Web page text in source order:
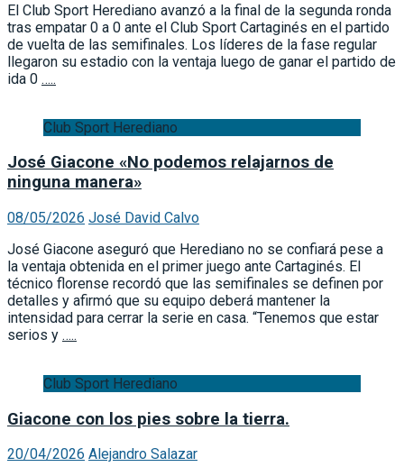
El Club Sport Herediano avanzó a la final de la segunda ronda
tras empatar 0 a 0 ante el Club Sport Cartaginés en el partido
de vuelta de las semifinales. Los líderes de la fase regular
llegaron su estadio con la ventaja luego de ganar el partido de
ida 0 …..
Club Sport Herediano
José Giacone «No podemos relajarnos de
ninguna manera»
08/05/2026 José David Calvo
José Giacone aseguró que Herediano no se confiará pese a
la ventaja obtenida en el primer juego ante Cartaginés. El
técnico florense recordó que las semifinales se definen por
detalles y afirmó que su equipo deberá mantener la
intensidad para cerrar la serie en casa. “Tenemos que estar
serios y …..
Club Sport Herediano
Giacone con los pies sobre la tierra.
20/04/2026 Alejandro Salazar